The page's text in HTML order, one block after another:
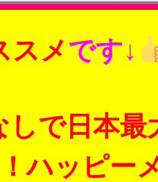
スメです↓
で日本
ハッピー